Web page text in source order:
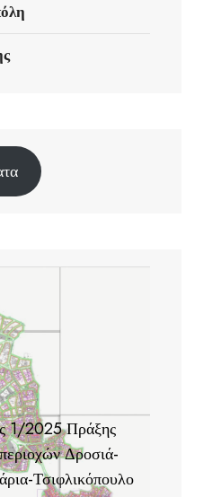
1/2025 Πράξης
Δροσιά-
Τσιφλικόπουλο